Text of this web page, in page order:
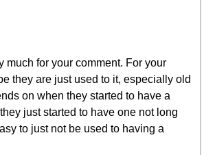
much for your comment. For your
they are just used to it, especially old
on when they started to have a
just started to have one not long
to just not be used to having a